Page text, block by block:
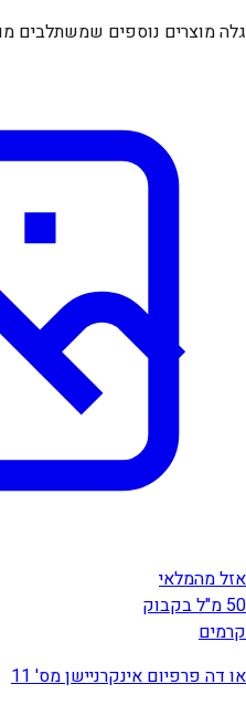
גלה מוצרים נוספים שמשתלבים
אזל מהמלאי
50 מ"ל בקבוק
קרמים
או דה פרפיום אינקרניישן מס' 11